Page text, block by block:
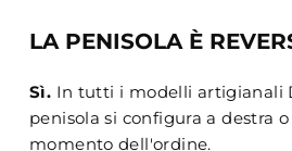
LA PENISOLA È
Sì. In tutti i modelli artigianali
penisola si configura a destra
momento dell'ordine.